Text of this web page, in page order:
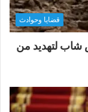
قضايا وحوادث
لتهديد من